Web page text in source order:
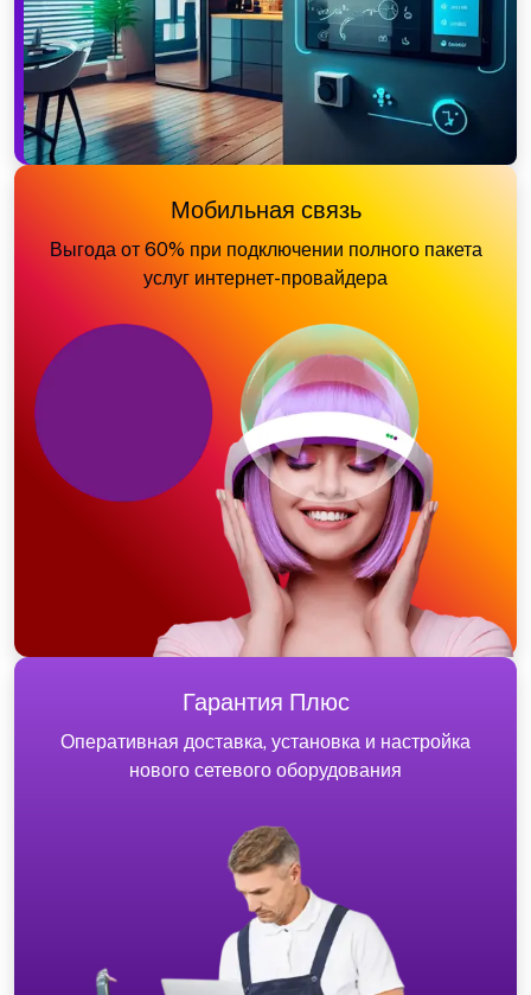
Мобильная связь
Выгода от 60% при подключении полного пакета
услуг интернет-провайдера
Гарантия Плюс
Оперативная доставка, установка и настройка
нового сетевого оборудования